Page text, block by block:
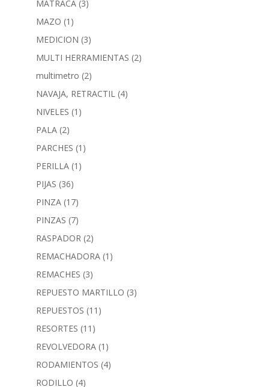
MATRACA (3)
MAZO (1)
MEDICION (3)
MULTI HERRAMIENTAS (2)
multimetro (2)
NAVAJA, RETRACTIL (4)
NIVELES (1)
PALA (2)
PARCHES (1)
PERILLA (1)
PIJAS (36)
PINZA (17)
PINZAS (7)
RASPADOR (2)
REMACHADORA (1)
REMACHES (3)
REPUESTO MARTILLO (3)
REPUESTOS (11)
RESORTES (11)
REVOLVEDORA (1)
RODAMIENTOS (4)
RODILLO (4)